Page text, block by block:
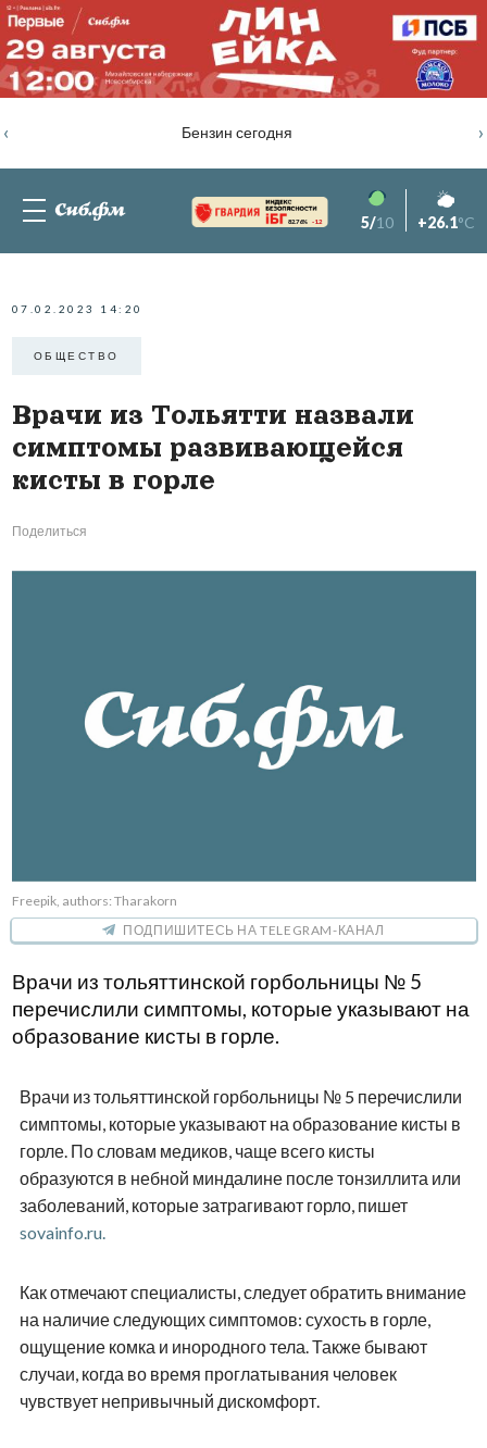
Бензин сегодня
‹ ›
82.76% -1.2 5/10 +26.1°C
07.02.2023 14:20
ОБЩЕСТВО
Врачи из Тольятти назвали
симптомы развивающейся
кисты в горле
Поделиться
Freepik, authors: Tharakorn
ПОДПИШИТЕСЬ НА TELEGRAM-КАНАЛ
Врачи из тольяттинской горбольницы № 5
перечислили симптомы, которые указывают на
образование кисты в горле.
Врачи из тольяттинской горбольницы № 5 перечислили
симптомы, которые указывают на образование кисты в
горле. По словам медиков, чаще всего кисты
образуются в небной миндалине после тонзиллита или
заболеваний, которые затрагивают горло, пишет
sovainfo.ru.
Как отмечают специалисты, следует обратить внимание
на наличие следующих симптомов: сухость в горле,
ощущение комка и инородного тела. Также бывают
случаи, когда во время проглатывания человек
чувствует непривычный дискомфорт.